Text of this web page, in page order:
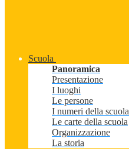
Scuola
Panoramica
Presentazione
I luoghi
Le persone
I numeri della scuola
Le carte della scuola
Organizzazione
La storia